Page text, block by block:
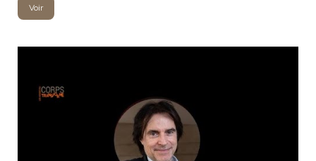
Voir